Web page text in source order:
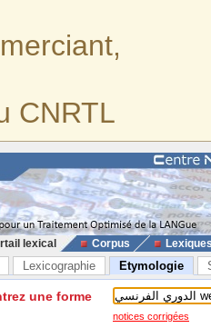
CNRTL
lexical Corpus
Lexicographie Etymologie
une forme
notices corrigées